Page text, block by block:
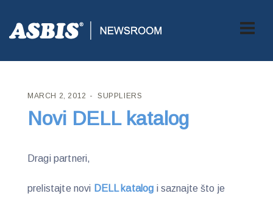
ASBIS CROATIA > SUPPLIERS> NOVI DELL KATALOG
MARCH 2, 2012 SUPPLIERS
Novi DELL katalog
Dragi partneri,
prelistajte novi DELL katalog i saznajte što je